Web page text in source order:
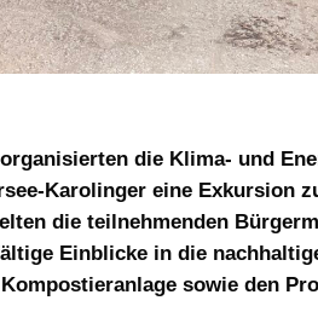
die Klima- und
Karolinger eine Exkursion
die teilnehmenden
Einblicke in die
sowie den